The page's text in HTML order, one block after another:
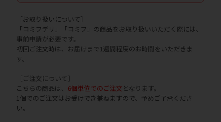
［お取り扱いについて］
「コミフデリ」「コミフ」の商品をお取り扱いいただく際には、
事前申請が必要です。
初回ご注文時は、お届けまで1週間程度のお時間をいただきま
す。
［ご注文について］
こちらの商品は、 6個単位でのご注文 となります。
1個でのご注文はお受けでき兼ねますので、予めご了承くださ
い。